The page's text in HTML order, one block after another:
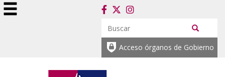
Acceso órganos de Gobierno